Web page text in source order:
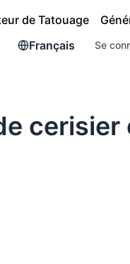
Français Se
de Tatouage
cerisier